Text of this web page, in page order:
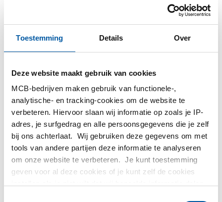
Toestemming Details Over
Deze website maakt gebruik van cookies
MCB-bedrijven maken gebruik van functionele-,
analytische- en tracking-cookies om de website te
verbeteren. Hiervoor slaan wij informatie op zoals je IP-
adres, je surfgedrag en alle persoonsgegevens die je zelf
bij ons achterlaat. Wij gebruiken deze gegevens om met
tools van andere partijen deze informatie te analyseren
om onze website te verbeteren. Je kunt toestemming
geven voor al deze cookies of je kunt zelf de cookies
Dit product kan niet online besteld worden, voor
meer informatie kunt u afdeling Verkoop
contacteren.
Bestel met uw eigen artikelnummers
Calculeren met actuele MCB-prijzen
Volg uw order via Track&Trace